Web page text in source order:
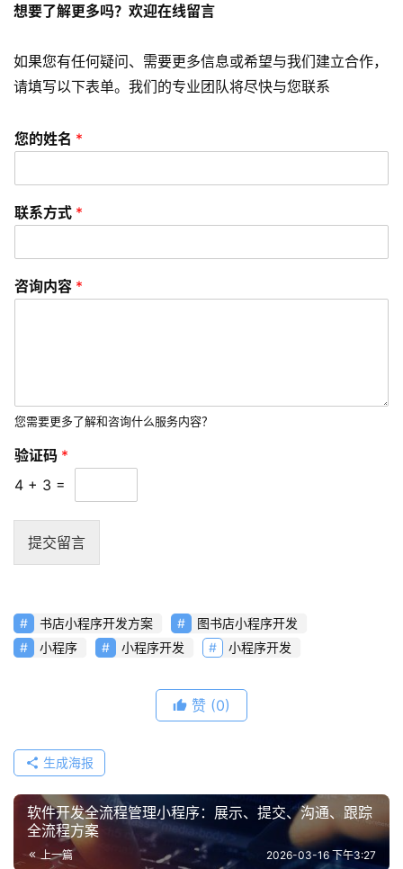
想要了解更多吗？欢迎在线留言
如果您有任何疑问、需要更多信息或希望与我们建立合作，
请填写以下表单。我们的专业团队将尽快与您联系
您的姓名 *
联系方式 *
咨询内容 *
您需要更多了解和咨询什么服务内容？
验证码 *
4 + 3 =
提交留言
书店小程序开发方案
图书店小程序开发
小程序
小程序开发 小程序开发
赞 (0)
生成海报
软件开发全流程管理小程序：展示、提交、沟通、跟踪
全流程方案
上一篇 2026-03-16 下午3:27